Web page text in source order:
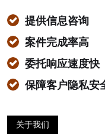
提供信息咨询
案件完成率高
委托响应速度快
保障客户隐私安
关于我们